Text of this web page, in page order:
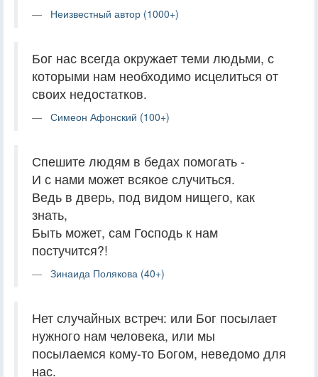
Неизвестный автор (1000+)
Бог нас всегда окружает теми людьми, с
которыми нам необходимо исцелиться от
своих недостатков.
Симеон Афонский (100+)
Спешите людям в бедах помогать -
И с нами может всякое случиться.
Ведь в дверь, под видом нищего, как
знать,
Быть может, сам Господь к нам
постучится?!
Зинаида Полякова (40+)
Нет случайных встреч: или Бог посылает
нужного нам человека, или мы
посылаемся кому-то Богом, неведомо для
нас.